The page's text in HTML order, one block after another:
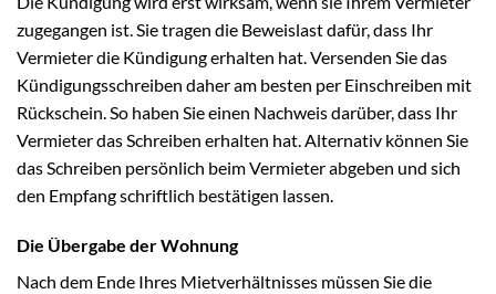
zugegangen ist. Sie tragen die Beweislast dafür, dass Ihr
Vermieter die Kündigung erhalten hat. Versenden Sie das
Kündigungsschreiben daher am besten per Einschreiben mit
Rückschein. So haben Sie einen Nachweis darüber, dass Ihr
Vermieter das Schreiben erhalten hat. Alternativ können Sie
das Schreiben persönlich beim Vermieter abgeben und sich
den Empfang schriftlich bestätigen lassen.
Die Übergabe der Wohnung
Nach dem Ende Ihres Mietverhältnisses müssen Sie die